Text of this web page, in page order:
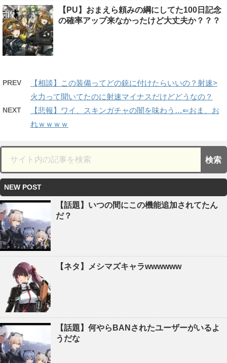
【PU】おまえら頼みの綱にしてた100日記念
の確率アップ来なかったけど大丈夫か？？？
PREV
【相談】この装備ってどの銃に付けたらいいの？射速>
火力って聞いてたのに射速マイナスだけどどうなの？
NEXT
【悲報】ワイ、スキンガチャの闇を味わう…⇐おま、お
れｗｗｗｗ
NEW POST
【話題】いつの間にこの機能追加されてたん
だ？
【ネタ】メシマズキャラwwwwww
【話題】何やらBANされたユーザーがいるよ
うだな